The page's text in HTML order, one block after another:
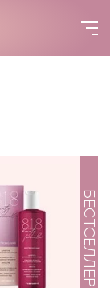
БЕСТСЕЛЛЕР